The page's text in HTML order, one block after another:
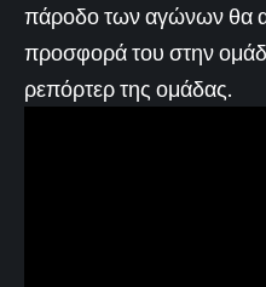
πάροδο των αγώνων θα
προσφορά του στην
ρεπόρτερ της ομάδας.